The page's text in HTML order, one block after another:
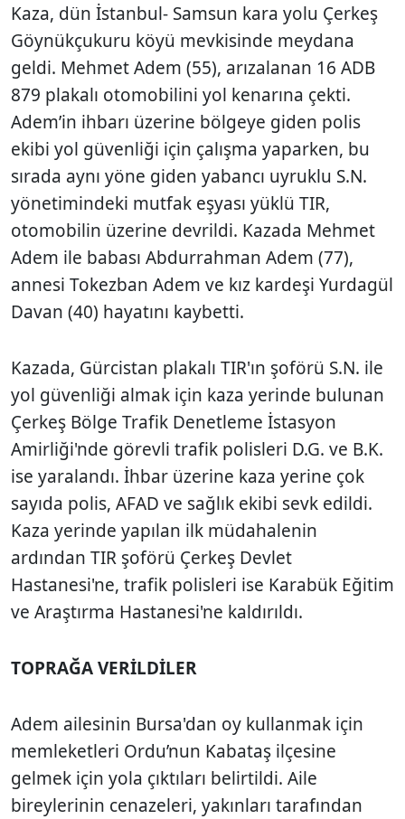
Kaza, dün İstanbul- Samsun kara yolu Çerkeş
Göynükçukuru köyü mevkisinde meydana
geldi. Mehmet Adem (55), arızalanan 16 ADB
879 plakalı otomobilini yol kenarına çekti.
Adem’in ihbarı üzerine bölgeye giden polis
ekibi yol güvenliği için çalışma yaparken, bu
sırada aynı yöne giden yabancı uyruklu S.N.
yönetimindeki mutfak eşyası yüklü TIR,
otomobilin üzerine devrildi. Kazada Mehmet
Adem ile babası Abdurrahman Adem (77),
annesi Tokezban Adem ve kız kardeşi Yurdagül
Davan (40) hayatını kaybetti.
Kazada, Gürcistan plakalı TIR'ın şoförü S.N. ile
yol güvenliği almak için kaza yerinde bulunan
Çerkeş Bölge Trafik Denetleme İstasyon
Amirliği'nde görevli trafik polisleri D.G. ve B.K.
ise yaralandı. İhbar üzerine kaza yerine çok
sayıda polis, AFAD ve sağlık ekibi sevk edildi.
Kaza yerinde yapılan ilk müdahalenin
ardından TIR şoförü Çerkeş Devlet
Hastanesi'ne, trafik polisleri ise Karabük Eğitim
ve Araştırma Hastanesi'ne kaldırıldı.
TOPRAĞA VERİLDİLER
Adem ailesinin Bursa'dan oy kullanmak için
memleketleri Ordu’nun Kabataş ilçesine
gelmek için yola çıktıları belirtildi. Aile
bireylerinin cenazeleri, yakınları tarafından